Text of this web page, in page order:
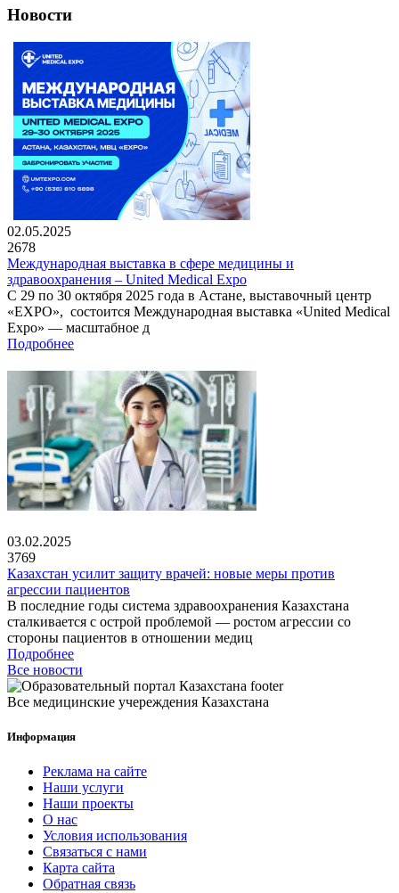
Новости
02.05.2025
2678
Международная выставка в сфере медицины и
здравоохранения – United Medical Expo
С 29 по 30 октября 2025 года в Астане, выставочный центр
«EXPO», состоится Международная выставка «United Medical
Expo» — масштабное д
Подробнее
03.02.2025
3769
Казахстан усилит защиту врачей: новые меры против
агрессии пациентов
В последние годы система здравоохранения Казахстана
сталкивается с острой проблемой — ростом агрессии со
стороны пациентов в отношении медиц
Подробнее
Все новости
Все медицинские учереждения Казахстана
Информация
Реклама на сайте
Наши услуги
Наши проекты
О нас
Условия использования
Связаться с нами
Карта сайта
Обратная связь